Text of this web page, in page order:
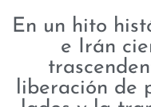
En un hito
e Irán
liberación de